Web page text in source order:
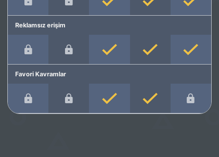
Reklamsız erişim
Favori Kavramlar